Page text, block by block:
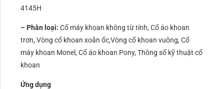
4145H
– Phân loại: Cổ máy khoan không từ tính, Cổ áo khoan
trơn, Vòng cổ khoan xoắn ốc,Vòng cổ khoan vuông, Cổ
máy khoan Monel, Cổ áo khoan Pony, Thông số kỹ thuật cổ
khoan
Ứng dụng